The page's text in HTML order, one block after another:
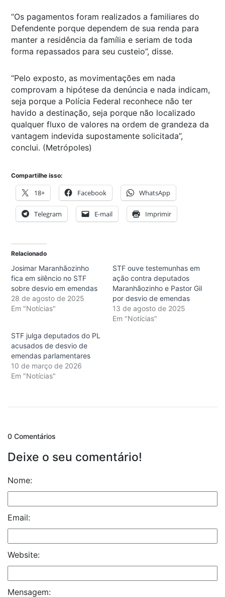
“Os pagamentos foram realizados a familiares do
Defendente porque dependem de sua renda para
manter a residência da família e seriam de toda
forma repassados para seu custeio”, disse.
“Pelo exposto, as movimentações em nada
comprovam a hipótese da denúncia e nada indicam,
seja porque a Polícia Federal reconhece não ter
havido a destinação, seja porque não localizado
qualquer fluxo de valores na ordem de grandeza da
vantagem indevida supostamente solicitada”,
conclui. (Metrópoles)
Compartilhe isso:
18+ Facebook WhatsApp
Telegram E-mail Imprimir
Relacionado
Josimar Maranhãozinho
fica em silêncio no STF
sobre desvio em emendas
28 de agosto de 2025
Em "Notícias"
STF ouve testemunhas em
ação contra deputados
Maranhãozinho e Pastor Gil
por desvio de emendas
13 de agosto de 2025
Em "Notícias"
STF julga deputados do PL
acusados de desvio de
emendas parlamentares
10 de março de 2026
Em "Notícias"
0 Comentários
Deixe o seu comentário!
Nome:
Email:
Website:
Mensagem: